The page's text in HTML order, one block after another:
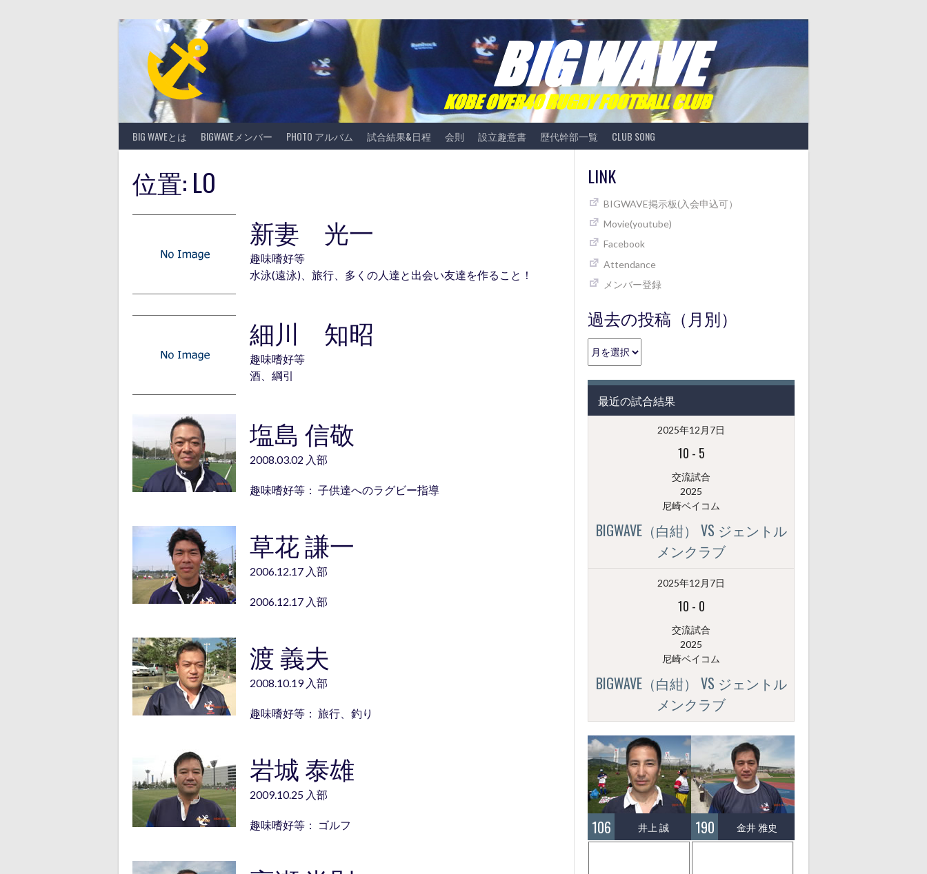
BIG WAVEとは BIGWAVEメンバー PHOTO アルバム 試合結果&日程 会則 設立趣意書 歴代幹部一覧 CLUB SONG
位置: LO
新妻 光一
趣味嗜好等
水泳(遠泳)、旅行、多くの人達と出会い友達を作ること！
細川 知昭
趣味嗜好等
酒、綱引
塩島 信敬
2008.03.02 入部
趣味嗜好等： 子供達へのラグビー指導
草花 謙一
2006.12.17 入部
2006.12.17 入部
渡 義夫
2008.10.19 入部
趣味嗜好等： 旅行、釣り
岩城 泰雄
2009.10.25 入部
趣味嗜好等： ゴルフ
LINK
BIGWAVE掲示板(入会申込可）
Movie(youtube)
Facebook
Attendance
メンバー登録
過去の投稿（月別）
去
投
（月
最近の試合結果
2025年12月7日
10 - 5
交流試合
2025
尼崎ベイコム
BIGWAVE（白紺） VS ジェントル
メンクラブ
2025年12月7日
10 - 0
交流試合
2025
尼崎ベイコム
BIGWAVE（白紺） VS ジェントル
メンクラブ
106 井上 誠 190 金井 雅史